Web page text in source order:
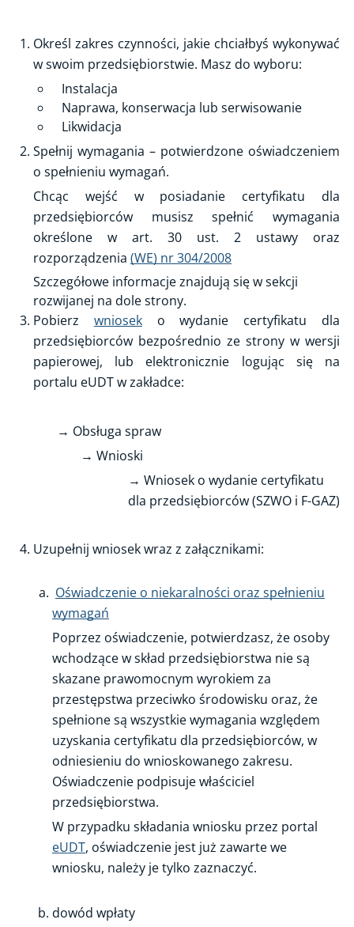
Uzyskanie certyfikatu
Urządzenia chłodnicze, klimatyzacyjne, pompy ciepła
Systemy ochrony przeciwpożarowej i gaśnice
Kontrola okresowa
Wymiana certyfikatu
Zmiana danych certyfikatu
Odwieszenie certyfikatu
Wtórnik certyfikatu
Wzór certyfikatu
Certyfikacja jednostki oceniającej personel
Certyfikacja jednostki prowadzącej szkolenia
Certyfikacja jednostki wydającej zaświadczenia o
odbytym szkoleniu
Zakres umiejętności i wiedzy
Rejestry
Określ zakres czynności, jakie chciałbyś wykonywać
w swoim przedsiębiorstwie. Masz do wyboru:
Instalacja
Naprawa, konserwacja lub serwisowanie
Likwidacja
Spełnij wymagania – potwierdzone oświadczeniem
o spełnieniu wymagań.
Chcąc wejść w posiadanie certyfikatu dla
przedsiębiorców musisz spełnić wymagania
określone w art. 30 ust. 2 ustawy oraz
rozporządzenia (WE) nr 304/2008
Szczegółowe informacje znajdują się w sekcji
rozwijanej na dole strony.
Pobierz wnioseko wydanie certyfikatu dla
przedsiębiorców bezpośrednio ze strony w wersji
papierowej, lub elektronicznie logując się na
portalu eUDT w zakładce:
→ Obsługa spraw
→ Wnioski
→ Wniosek o wydanie certyfikatu
dla przedsiębiorców (SZWO i F-GAZ)
Uzupełnij wniosek wraz z załącznikami:
Oświadczenie o niekaralności oraz spełnieniu
wymagań
Poprzez oświadczenie, potwierdzasz, że osoby
wchodzące w skład przedsiębiorstwa nie są
skazane prawomocnym wyrokiem za
przestępstwa przeciwko środowisku oraz, że
spełnione są wszystkie wymagania względem
uzyskania certyfikatu dla przedsiębiorców, w
odniesieniu do wnioskowanego zakresu.
Oświadczenie podpisuje właściciel
przedsiębiorstwa.
W przypadku składania wniosku przez portal
eUDT, oświadczenie jest już zawarte we
wniosku, należy je tylko zaznaczyć.
dowód wpłaty